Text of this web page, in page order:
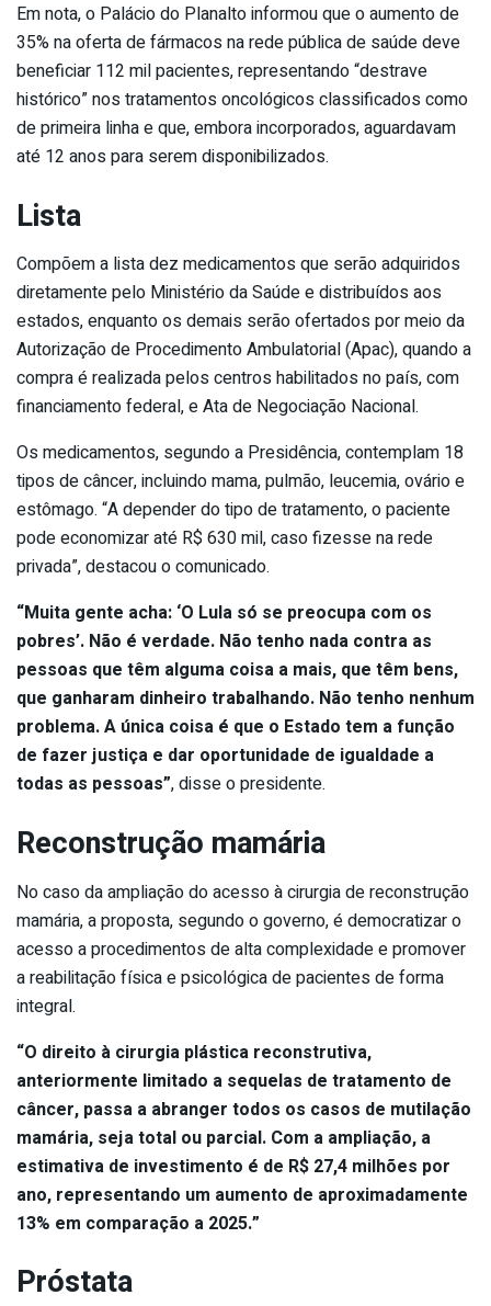
Em nota, o Palácio do Planalto informou que o aumento de
35% na oferta de fármacos na rede pública de saúde deve
beneficiar 112 mil pacientes, representando “destrave
histórico” nos tratamentos oncológicos classificados como
de primeira linha e que, embora incorporados, aguardavam
até 12 anos para serem disponibilizados.
Lista
Compõem a lista dez medicamentos que serão adquiridos
diretamente pelo Ministério da Saúde e distribuídos aos
estados, enquanto os demais serão ofertados por meio da
Autorização de Procedimento Ambulatorial (Apac), quando a
compra é realizada pelos centros habilitados no país, com
financiamento federal, e Ata de Negociação Nacional.
Os medicamentos, segundo a Presidência, contemplam 18
tipos de câncer, incluindo mama, pulmão, leucemia, ovário e
estômago. “A depender do tipo de tratamento, o paciente
pode economizar até R$ 630 mil, caso fizesse na rede
privada”, destacou o comunicado.
“Muita gente acha: ‘O Lula só se preocupa com os
pobres’. Não é verdade. Não tenho nada contra as
pessoas que têm alguma coisa a mais, que têm bens,
que ganharam dinheiro trabalhando. Não tenho nenhum
problema. A única coisa é que o Estado tem a função
de fazer justiça e dar oportunidade de igualdade a
todas as pessoas”, disse o presidente.
Reconstrução mamária
No caso da ampliação do acesso à cirurgia de reconstrução
mamária, a proposta, segundo o governo, é democratizar o
acesso a procedimentos de alta complexidade e promover
a reabilitação física e psicológica de pacientes de forma
integral.
“O direito à cirurgia plástica reconstrutiva,
anteriormente limitado a sequelas de tratamento de
câncer, passa a abranger todos os casos de mutilação
mamária, seja total ou parcial. Com a ampliação, a
estimativa de investimento é de R$ 27,4 milhões por
ano, representando um aumento de aproximadamente
13% em comparação a 2025.”
Próstata